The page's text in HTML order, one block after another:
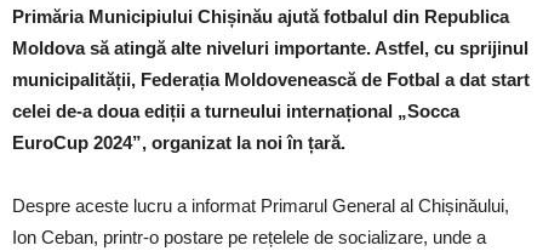
Primăria Municipiului Chișinău ajută fotbalul din Republica
Moldova să atingă alte niveluri importante. Astfel, cu sprijinul
municipalității, Federația Moldovenească de Fotbal a dat start
celei de-a doua ediții a turneului internațional „Socca
EuroCup 2024”, organizat la noi în țară.
Despre aceste lucru a informat Primarul General al Chișinăului,
Ion Ceban, printr-o postare pe rețelele de socializare, unde a